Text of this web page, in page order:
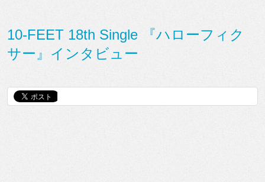
10-FEET 18th Single 『ハローフィク
サー』インタビュー